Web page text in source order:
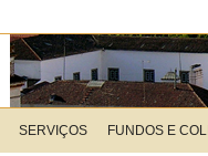
SERVIÇOS FUNDOS E